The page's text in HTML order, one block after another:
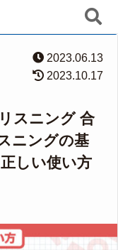
2023.06.13
2023.10.17
スニング 合
ニングの基
しい使い方